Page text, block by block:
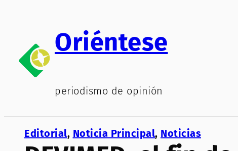
contenido
Oriéntese
periodismo de opinión
Editorial, Noticia Principal, Noticias